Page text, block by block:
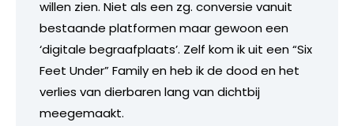
willen zien. Niet als een zg. conversie vanuit
bestaande platformen maar gewoon een
‘digitale begraafplaats’. Zelf kom ik uit een “Six
Feet Under” Family en heb ik de dood en het
verlies van dierbaren lang van dichtbij
meegemaakt.